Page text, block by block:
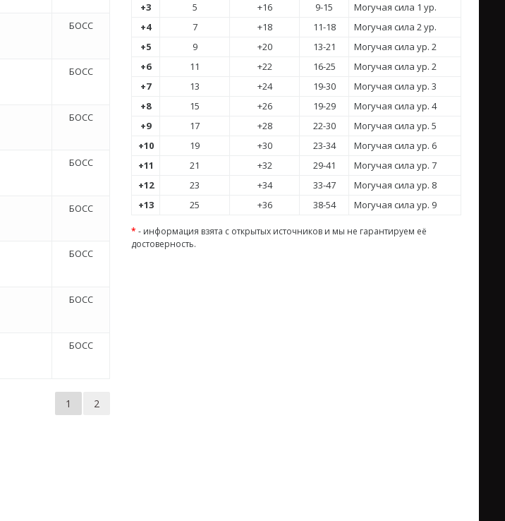
БОСС
БОСС
БОСС
БОСС
БОСС
БОСС
БОСС
БОСС
1 2
+3
5 +16 9-15
Могучая сила 1 ур.
+4
7 +18 11-18
Могучая сила 2 ур.
+5
9 +20 13-21
Могучая сила ур. 2
+6
11 +22 16-25
Могучая сила ур. 2
+7
13 +24 19-30
Могучая сила ур. 3
+8
15 +26 19-29
Могучая сила ур. 4
+9
17 +28 22-30
Могучая сила ур. 5
+10
19 +30 23-34
Могучая сила ур. 6
+11
21 +32 29-41
Могучая сила ур. 7
+12
23 +34 33-47
Могучая сила ур. 8
+13
25 +36 38-54 Могучая сила ур. 9
* - информация взята с открытых источников и мы не гарантируем её
достоверность.